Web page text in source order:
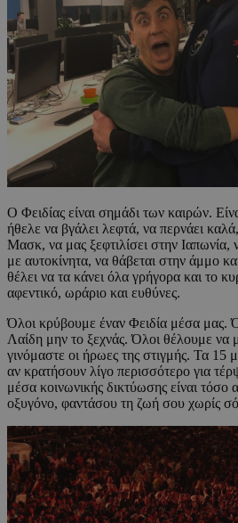
Ο Φειδίας είναι σημάδι των καιρών.
ήθελε να βγάλει λεφτά, να περνάει
Μασκ, να μας ξεφτιλίσει στην Ιαπωνία,
με αυτοκίνητα, να θάβεται στην άμμο
θέλει να τα κάνει όλα γρήγορα και το
αφεντικό, ωράριο και ευθύνες.
Όλοι κρύβουμε έναν Φειδία μέσα μας.
Λαίδη μην το ξεχνάς. Όλοι θέλουμε να
γινόμαστε οι ήρωες της στιγμής. Τα 15
αν κρατήσουν λίγο περισσότερο για
μέσα κοινωνικής δικτύωσης είναι τόσο
οξυγόνο, φαντάσου τη ζωή σου χωρίς